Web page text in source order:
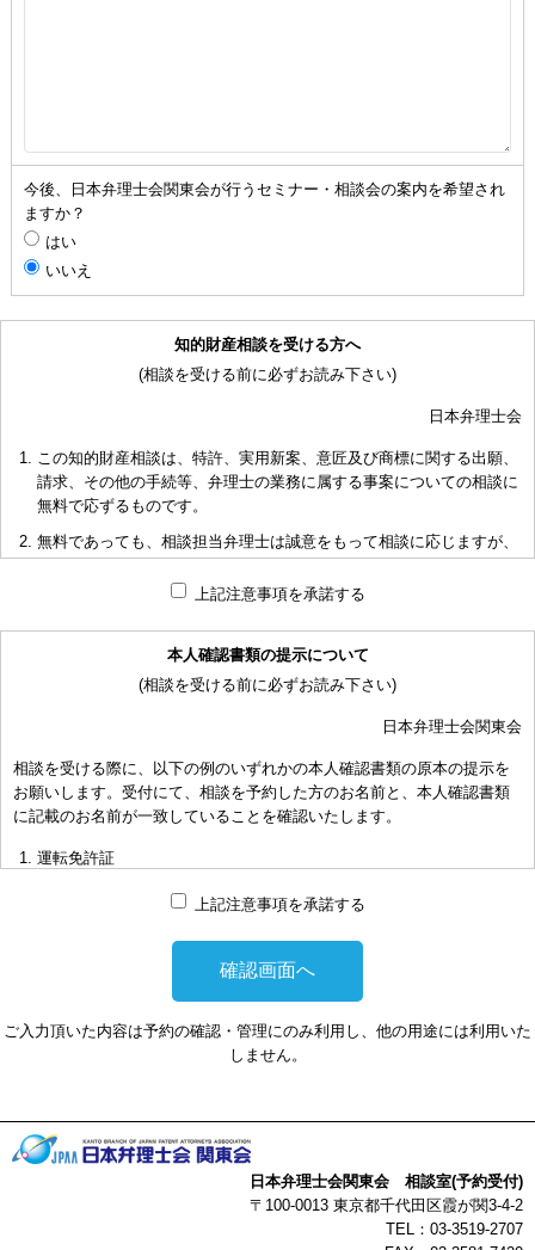
今後、日本弁理士会関東会が行うセミナー・相談会の案内を希望され
ますか？
はい
いいえ
知的財産相談を受ける方へ
(相談を受ける前に必ずお読み下さい)
日本弁理士会
この知的財産相談は、特許、実用新案、意匠及び商標に関する出願、
請求、その他の手続等、弁理士の業務に属する事案についての相談に
無料で応ずるものです。
無料であっても、相談担当弁理士は誠意をもって相談に応じますが、
もありますことを予めご了承下さい。
め、相談内容について、相談担当弁理士も当会も法的責任を負うもの
ではないことを予めご了承下さい。
お申し出により、相談担当弁理士に対して調査、出願等の相談事案を
依頼された場合には、通常の受任事件として有料となります。また、
その場合は、依頼者と弁理士個人との関係となり、当会は関与しませ
によって、また、特許事務所によって異なりますので、詳細は特許事
非対面型の相談はWEB会議システムを利用して実施します。WEB会
議システムを利用する事によって生じた不利益または損害に対して、
当会は、一切の責任を負い兼ねます。この点あらかじめご了承くださ
い。
上記注意事項を承諾する
本人確認書類の提示について
(相談を受ける前に必ずお読み下さい)
日本弁理士会関東会
相談を受ける際に、以下の例のいずれかの本人確認書類の原本の提示を
お願いします。受付にて、相談を予約した方のお名前と、本人確認書類
に記載のお名前が一致していることを確認いたします。
運転免許証
マイナンバーカード
本人確認書類を提示頂けない場合は、相談を受けることができません。
上記注意事項を承諾する
ご入力頂いた内容は予約の確認・管理にのみ利用し、他の用途には利用いた
しません。
日本弁理士会関東会 相談室(予約受付)
〒100-0013 東京都千代田区霞が関3-4-2
TEL：03-3519-2707